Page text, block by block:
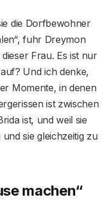
die Dorfbewohner
fuhr Dreymon
Frau. Es ist nur
Und ich denke,
Momente, in denen
ist zwischen
ist, und weil sie
sie gleichzeitig zu
machen“